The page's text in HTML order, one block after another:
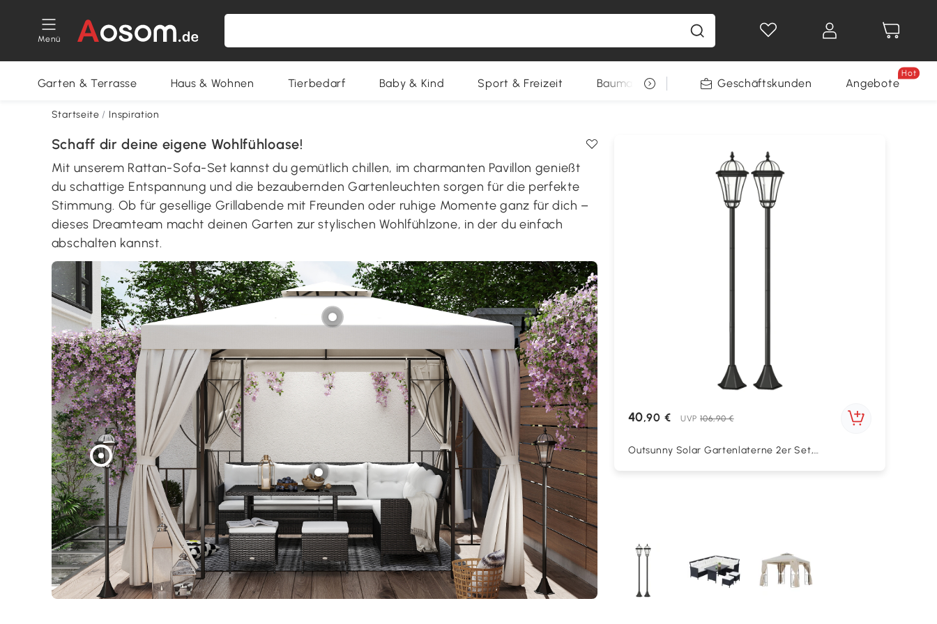
Menü
Gewinnspiele
Garten & Terrasse Haus & Wohnen Tierbedarf Baby & Kind Sport & Freizeit Baumarkt RestpostenGeschäftskunden Angebote
Hot
Startseite / Inspiration
Schaff dir deine eigene Wohlfühloase!
Mit unserem Rattan-Sofa-Set kannst du gemütlich chillen, im charmanten Pavillon genießt
du schattige Entspannung und die bezaubernden Gartenleuchten sorgen für die perfekte
Stimmung. Ob für gesellige Grillabende mit Freunden oder ruhige Momente ganz für dich –
dieses Dreamteam macht deinen Garten zur stylischen Wohlfühlzone, in der du einfach
abschalten kannst.
40,90 € UVP 106,90 €
Outsunny Solar Gartenlaterne 2er Set,